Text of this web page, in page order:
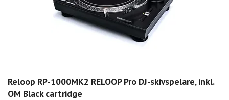
Reloop RP-1000MK2 RELOOP Pro DJ-skivspelare, inkl.
OM Black cartridge